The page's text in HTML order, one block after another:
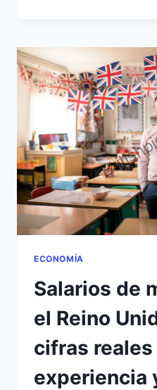
DEL
REINO
UNIDO
EN
2026:
LA
GUÍA
REAL
PARA
ELEGIR
BIEN
ECONOMÍA
Salarios de
el Reino
cifras
experiencia